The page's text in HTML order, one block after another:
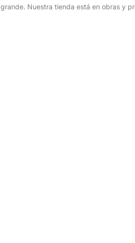
Nuestra tienda está en obras y